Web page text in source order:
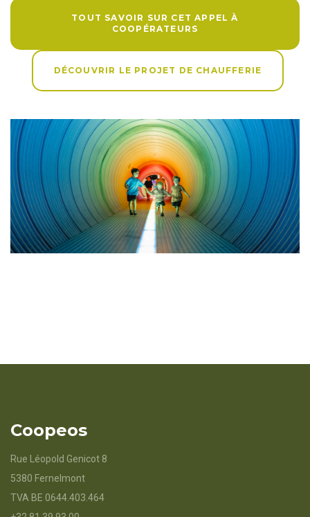
TOUT SAVOIR SUR CET APPEL À
COOPÉRATEURS
DÉCOUVRIR LE PROJET DE CHAUFFERIE
Coopeos
Rue Léopold Genicot 8
5380 Fernelmont
TVA BE 0644.403.464